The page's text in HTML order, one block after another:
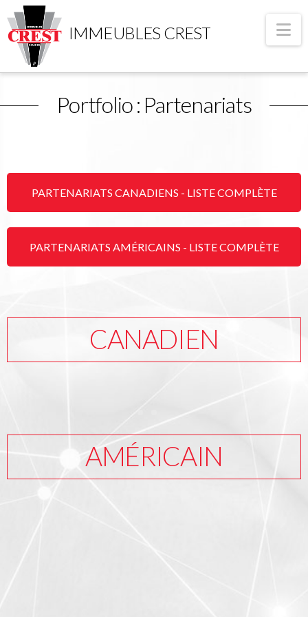
IMMEUBLES CREST
Portfolio : Partenariats
PARTENARIATS CANADIENS - LISTE COMPLÈTE
PARTENARIATS AMÉRICAINS - LISTE COMPLÈTE
CANADIEN
AMÉRICAIN